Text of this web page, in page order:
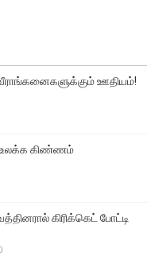
ஊதியம்!
உலக்க கிண்ணம்
கிரிக்கெட் போட்டி